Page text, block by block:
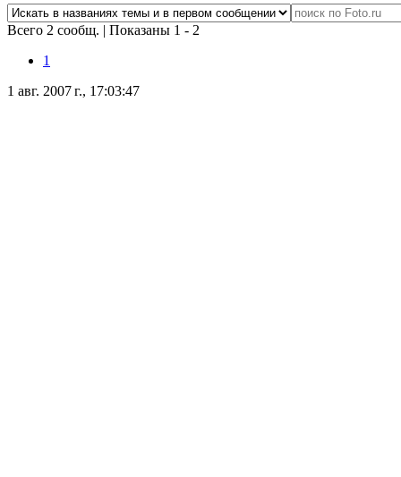
Всего 2 сообщ. | Показаны 1 - 2
1
1 авг. 2007 г., 17:03:47